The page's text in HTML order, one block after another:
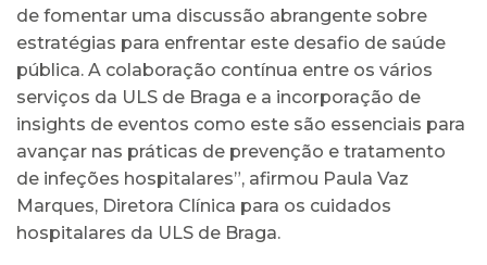
de fomentar uma discussão abrangente sobre
estratégias para enfrentar este desafio de saúde
pública. A colaboração contínua entre os vários
serviços da ULS de Braga e a incorporação de
insights de eventos como este são essenciais para
avançar nas práticas de prevenção e tratamento
de infeções hospitalares”, afirmou Paula Vaz
Marques, Diretora Clínica para os cuidados
hospitalares da ULS de Braga.